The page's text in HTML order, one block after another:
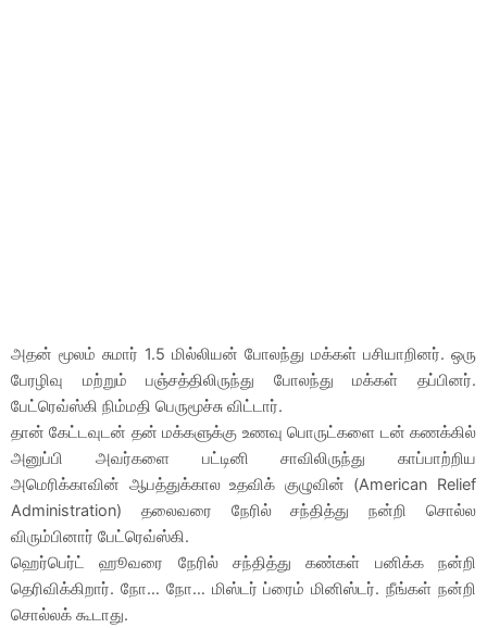
அதன் மூலம் சுமார் 1.5 மில்லியன் போலந்து மக்கள் பசியாறினர். ஒரு
பேரழிவு மற்றும் பஞ்சத்திலிருந்து போலந்து மக்கள் தப்பினர்.
பேட்ரெவ்ஸ்கி நிம்மதி பெருமூச்சு விட்டார்.
தான் கேட்டவுடன் தன் மக்களுக்கு உணவு பொருட்களை டன் கணக்கில்
அனுப்பி அவர்களை பட்டினி சாவிலிருந்து காப்பாற்றிய
அமெரிக்காவின் ஆபத்துக்கால உதவிக் குழுவின் (American Relief
Administration) தலைவரை நேரில் சந்தித்து நன்றி சொல்ல
விரும்பினார் பேட்ரெவ்ஸ்கி.
ஹெர்பெர்ட் ஹூவரை நேரில் சந்தித்து கண்கள் பனிக்க நன்றி
தெரிவிக்கிறார். நோ… நோ… மிஸ்டர் ப்ரைம் மினிஸ்டர். நீங்கள் நன்றி
சொல்லக் கூடாது.